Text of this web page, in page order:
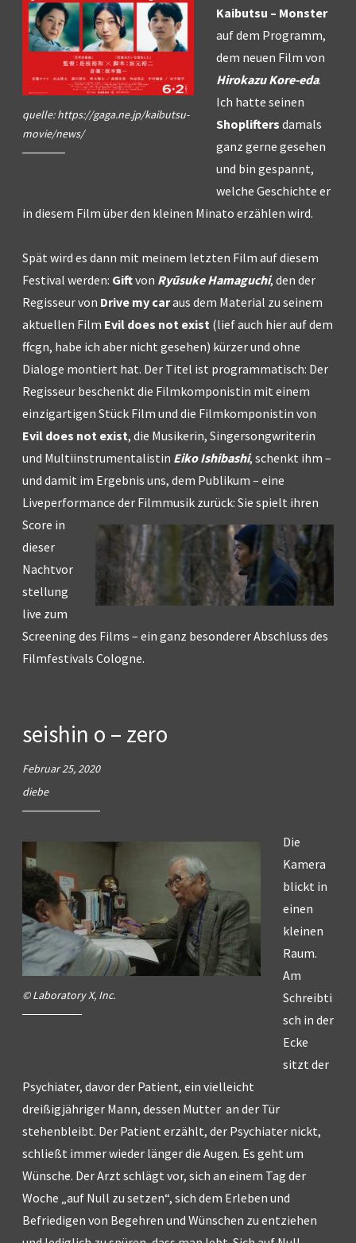
quelle: https://gaga.ne.jp/kaibutsu-
movie/news/
Kaibutsu – Monster
auf dem Programm,
dem neuen Film von
Hirokazu Kore-eda.
Ich hatte seinen
Shoplifters damals
ganz gerne gesehen
und bin gespannt,
welche Geschichte er
in diesem Film über den kleinen Minato erzählen wird.
Spät wird es dann mit meinem letzten Film auf diesem
Festival werden: Giftvon Ryūsuke Hamaguchi, den der
Regisseur von Drive my caraus dem Material zu seinem
aktuellen Film Evil does not exist (lief auch hier auf dem
ffcgn, habe ich aber nicht gesehen) kürzer und ohne
Dialoge montiert hat. Der Titel ist programmatisch: Der
Regisseur beschenkt die Filmkomponistin mit einem
einzigartigen Stück Film und die Filmkomponistin von
Evil does not exist, die Musikerin, Singersongwriterin
und Multiinstrumentalistin Eiko Ishibashi, schenkt ihm –
und damit im Ergebnis uns, dem Publikum – eine
Liveperformance der Filmmusik zurück: Sie spielt ihren
Score in
dieser
Nachtvor
stellung
live zum
Screening des Films – ein ganz besonderer Abschluss des
Filmfestivals Cologne.
seishin o – zero
Februar 25, 2020
diebe
© Laboratory X, Inc.
Die
Kamera
blickt in
einen
kleinen
Raum.
Am
Schreibti
sch in der
Ecke
sitzt der
Psychiater, davor der Patient, ein vielleicht
dreißigjähriger Mann, dessen Mutter an der Tür
stehenbleibt. Der Patient erzählt, der Psychiater nickt,
schließt immer wieder länger die Augen. Es geht um
Wünsche. Der Arzt schlägt vor, sich an einem Tag der
Woche „auf Null zu setzen“, sich dem Erleben und
Befriedigen von Begehren und Wünschen zu entziehen